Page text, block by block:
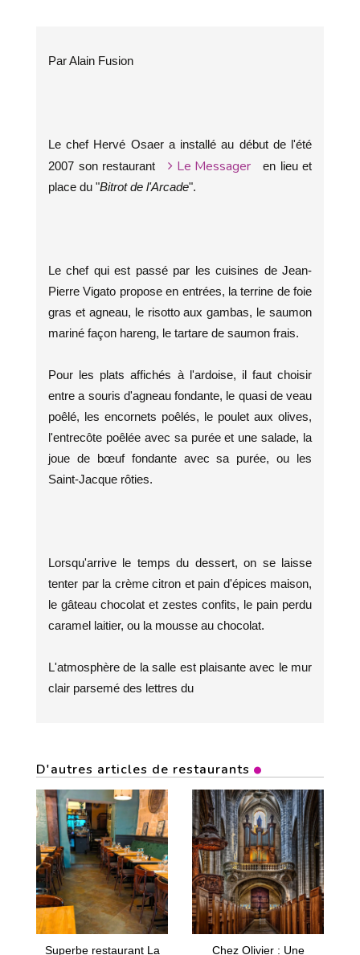
Par Alain Fusion
Le chef Hervé Osaer a installé au début de l'été
2007 son restaurant
Le Messager
en lieu et
place du "Bitrot de l'Arcade".
Le chef qui est passé par les cuisines de Jean-
Pierre Vigato propose en entrées, la terrine de foie
gras et agneau, le risotto aux gambas, le saumon
mariné façon hareng, le tartare de saumon frais.
Pour les plats affichés à l'ardoise, il faut choisir
entre a souris d'agneau fondante, le quasi de veau
poêlé, les encornets poêlés, le poulet aux olives,
l'entrecôte poêlée avec sa purée et une salade, la
joue de bœuf fondante avec sa purée, ou les
Saint-Jacque rôties.
Lorsqu'arrive le temps du dessert, on se laisse
tenter par la crème citron et pain d'épices maison,
le gâteau chocolat et zestes confits, le pain perdu
caramel laitier, ou la mousse au chocolat.
L'atmosphère de la salle est plaisante avec le mur
clair parsemé des lettres du
D'autres articles de restaurants
Superbe restaurant La
Chez Olivier : Une